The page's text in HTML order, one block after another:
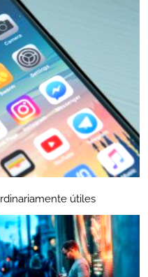
útiles